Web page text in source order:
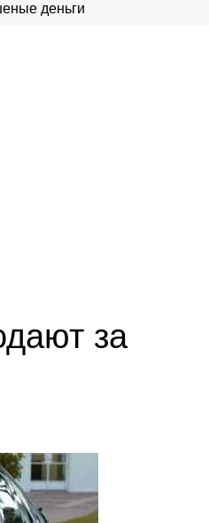
деньги
за